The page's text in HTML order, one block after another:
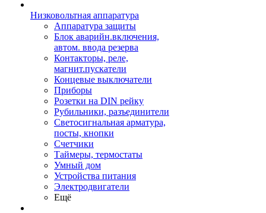
Низковольтная аппаратура
Аппаратура защиты
Блок аварийн.включения,
автом. ввода резерва
Контакторы, реле,
магнит.пускатели
Концевые выключатели
Приборы
Розетки на DIN рейку
Рубильники, разъединители
Светосигнальная арматура,
посты, кнопки
Счетчики
Таймеры, термостаты
Умный дом
Устройства питания
Электродвигатели
Ещё